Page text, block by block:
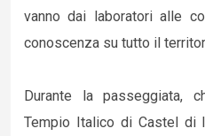
vanno dai laboratori alle
conoscenza su tutto il
Durante la passeggiata,
Tempio Italico di Castel di